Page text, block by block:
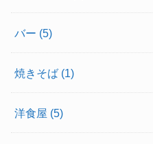
バー (5)
焼きそば (1)
洋食屋 (5)